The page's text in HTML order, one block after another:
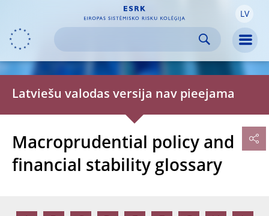
navigation content
Skip to
footer LV
Latviešu valodas versija nav pieejama
Macroprudential policy and
financial stability glossary